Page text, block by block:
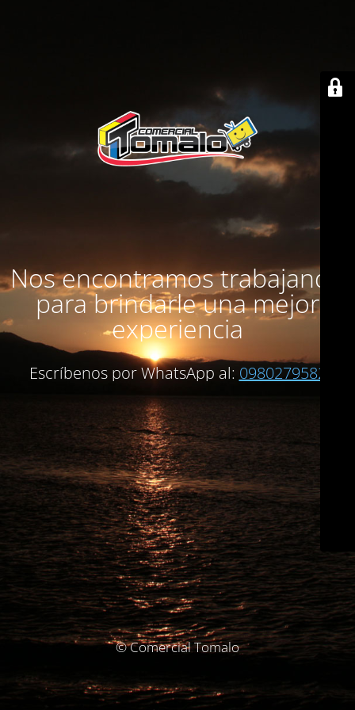
Nos encontramos trabajando
para brindarle una mejor
experiencia
Escríbenos por WhatsApp al: 0980279582
© Comercial Tomalo